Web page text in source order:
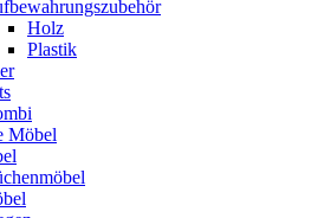
Holz
Plastik
Möbel